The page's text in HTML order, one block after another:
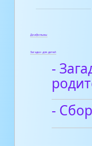
Диафильмы
Загадки для детей
-
-